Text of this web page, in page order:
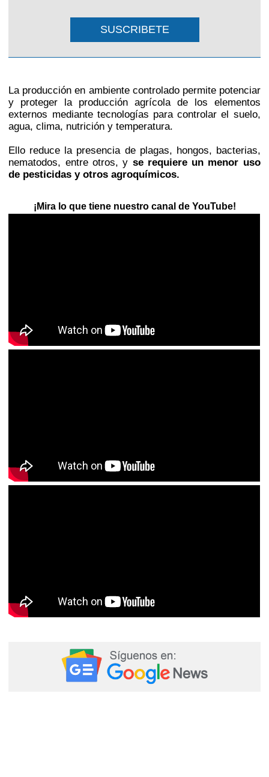
SUSCRIBETE
La producción en ambiente controlado permite potenciar
y proteger la producción agrícola de los elementos
externos mediante tecnologías para controlar el suelo,
agua, clima, nutrición y temperatura.
Ello reduce la presencia de plagas, hongos, bacterias,
nematodos, entre otros, y se requiere un menor uso
de pesticidas y otros agroquímicos.
¡Mira lo que tiene nuestro canal de YouTube!